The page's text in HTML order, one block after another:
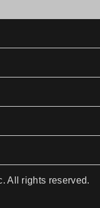
All rights reserved.